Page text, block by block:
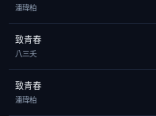
潘瑋柏
致青春
八三夭
致青春
潘瑋柏